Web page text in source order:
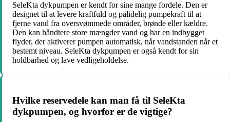
SeleKta dykpumpen er kendt for sine mange fordele. Den er
designet til at levere kraftfuld og pålidelig pumpekraft til at
fjerne vand fra oversvømmede områder, brønde eller kældre.
Den kan håndtere store mængder vand og har en indbygget
flyder, der aktiverer pumpen automatisk, når vandstanden når et
bestemt niveau. SeleKta dykpumpen er også kendt for sin
holdbarhed og lave vedligeholdelse.
Hvilke reservedele kan man få til SeleKta
dykpumpen, og hvorfor er de vigtige?